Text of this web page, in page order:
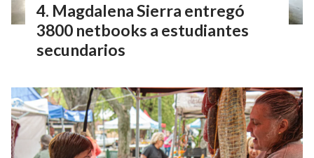
Magdalena Sierra entregó
3800 netbooks a estudiantes
secundarios